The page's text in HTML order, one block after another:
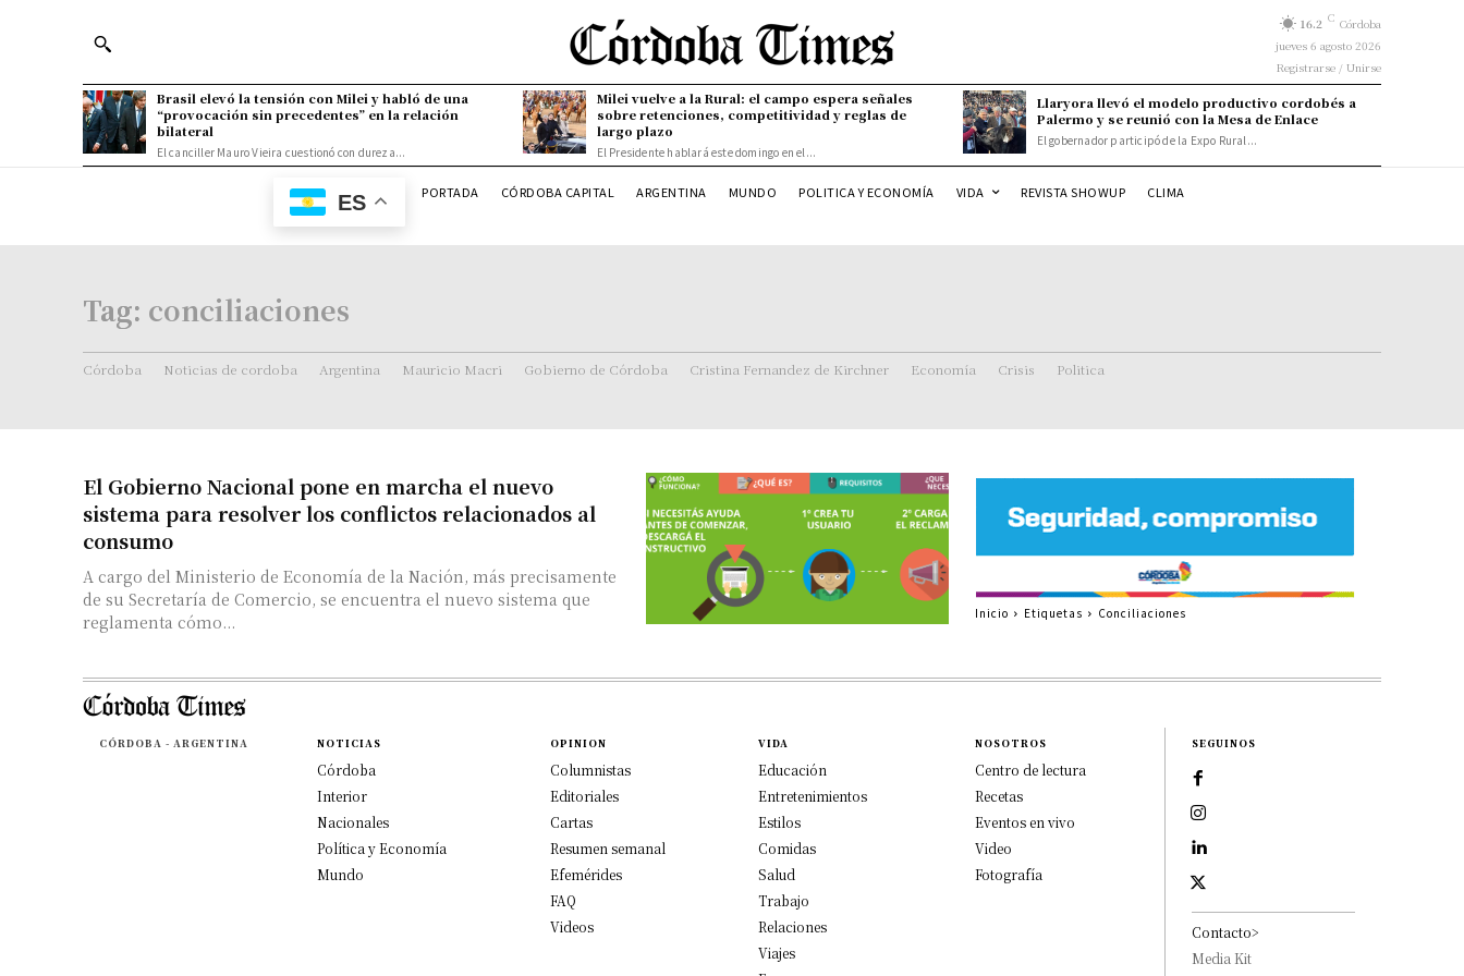
16.2 C Córdoba
jueves 6 agosto 2026
Registrarse / Unirse
Brasil elevó la tensión con Milei y habló de una
“provocación sin precedentes” en la relación
bilateral
El canciller Mauro Vieira cuestionó con dureza...
Milei vuelve a la Rural: el campo espera señales
sobre retenciones, competitividad y reglas de
largo plazo
El Presidente hablará este domingo en el...
Llaryora llevó el modelo productivo cordobés a
Palermo y se reunió con la Mesa de Enlace
El gobernador participó de la Expo Rural...
ES PORTADA CÓRDOBA CAPITAL ARGENTINA MUNDO POLITICA Y ECONOMÍA VIDA REVISTA SHOWUP CLIMA
Tag: conciliaciones
Córdoba Noticias de cordoba Argentina Mauricio Macri Gobierno de Córdoba Cristina Fernandez de Kirchner Economía Crisis Politica
El Gobierno Nacional pone en marcha el nuevo
sistema para resolver los conflictos relacionados al
consumo
A cargo del Ministerio de Economía de la Nación, más precisamente
de su Secretaría de Comercio, se encuentra el nuevo sistema que
reglamenta cómo...
Inicio Etiquetas Conciliaciones
CÓRDOBA - ARGENTINA NOTICIAS
Córdoba
Interior
Nacionales
Política y Economía
Mundo
OPINION
Columnistas
Editoriales
Cartas
Resumen semanal
Efemérides
FAQ
Videos
VIDA
Educación
Entretenimientos
Estilos
Comidas
Salud
Trabajo
Relaciones
Viajes
NOSOTROS
Centro de lectura
Recetas
Eventos en vivo
Video
Fotografía
SEGUINOS
Contacto>
Media Kit